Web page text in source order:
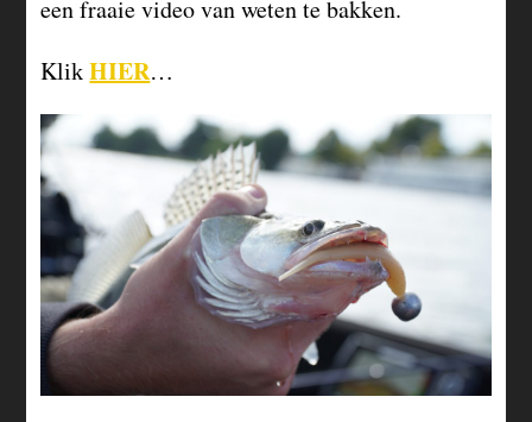
een fraaie video van weten te bakken.
KlikHIER…